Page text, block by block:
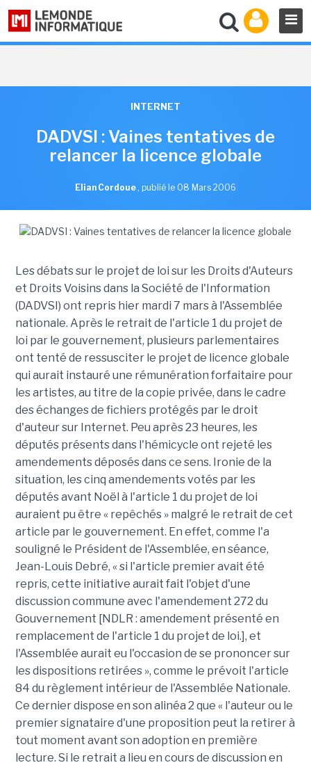
INTERNET
DADVSI : Vaines tentatives de
relancer la licence globale
Elian Cordoue , publié le 08 Mars 2006
Les débats sur le projet de loi sur les Droits d'Auteurs
et Droits Voisins dans la Société de l'Information
(DADVSI) ont repris hier mardi 7 mars à l'Assemblée
nationale. Après le retrait de l'article 1 du projet de
loi par le gouvernement, plusieurs parlementaires
ont tenté de ressusciter le projet de licence globale
qui aurait instauré une rémunération forfaitaire pour
les artistes, au titre de la copie privée, dans le cadre
des échanges de fichiers protégés par le droit
d'auteur sur Internet. Peu après 23 heures, les
députés présents dans l'hémicycle ont rejeté les
amendements déposés dans ce sens. Ironie de la
situation, les cinq amendements votés par les
députés avant Noël à l'article 1 du projet de loi
auraient pu être « repêchés » malgré le retrait de cet
article par le gouvernement. En effet, comme l'a
souligné le Président de l'Assemblée, en séance,
Jean-Louis Debré, « si l'article premier avait été
repris, cette initiative aurait fait l'objet d'une
discussion commune avec l'amendement 272 du
Gouvernement [NDLR : amendement présenté en
remplacement de l'article 1 du projet de loi.], et
l'Assemblée aurait eu l'occasion de se prononcer sur
les dispositions retirées », comme le prévoit l'article
84 du règlement intérieur de l'Assemblée Nationale.
Ce dernier dispose en son alinéa 2 que « l'auteur ou le
premier signataire d'une proposition peut la retirer à
tout moment avant son adoption en première
lecture. Si le retrait a lieu en cours de discussion en